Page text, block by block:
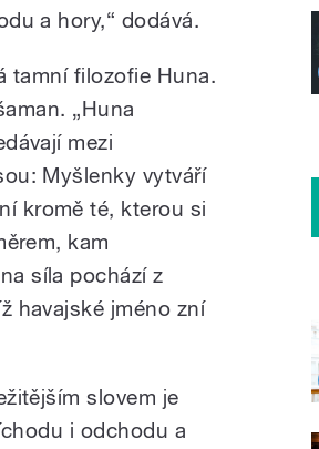
a hory,“ dodává.
tamní filozofie Huna.
„Huna
mezi
Myšlenky vytváří
kromě té, kterou si
kam
síla pochází z
havajské jméno zní
slovem je
i odchodu a